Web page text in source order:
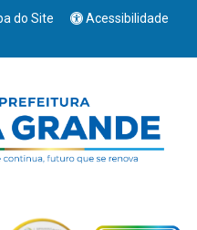
do Site
Acessibilidade